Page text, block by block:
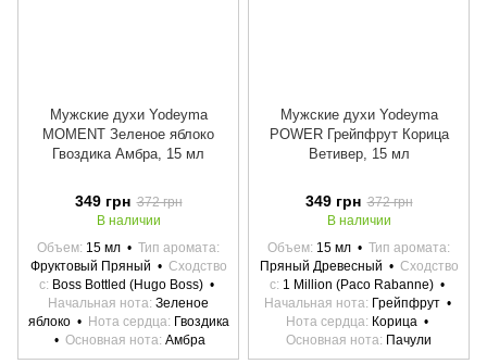
Мужские духи Yodeyma
MOMENT Зеленое яблоко
Гвоздика Амбра, 15 мл
349 грн 372 грн
В наличии
Объем 15 мл
Тип аромата
Фруктовый Пряный
Сходство
с Boss Bottled (Hugo Boss)
Начальная нота Зеленое
яблоко
Нота сердца Гвоздика
Основная нота Амбра
Мужские духи Yodeyma
POWER Грейпфрут Корица
Ветивер, 15 мл
349 грн 372 грн
В наличии
Объем 15 мл
Тип аромата
Пряный Древесный
Сходство
с 1 Million (Paco Rabanne)
Начальная нота Грейпфрут
Нота сердца Корица
Основная нота Пачули